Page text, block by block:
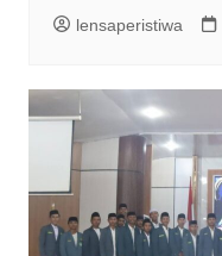
lensaperistiwa